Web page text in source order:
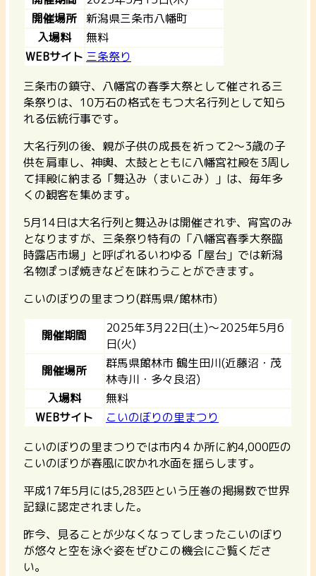
開催場所
新潟県三条市八幡町
入場料
無料
WEBサイト 三条祭り
三条市の鎮守、八幡宮の春季大祭として催される三
条祭りは、10万石の格式をもつ大名行列として知ら
れる伝統行事です。
大名行列の後、親が子供の成長を祈って2～3歳の子
供を肩車し、神輿、太鼓とともに八幡宮社殿を3周し
て拝殿に納まる「舞込み（まいこみ）」は、毎年多
くの観客を集めます。
5月14日は大名行列と舞込みは開催されず、宵宮のみ
となりますが、三条祭り特有の「八幡宮春季大祭臨
時露店市場」と呼ばれるいわゆる「屋台」では新潟
名物ぽっぽ焼きなどを味わうことができます。
こいのぼりの里まつり(群馬県/館林市)
開催期間
2025年3月22日(土)～2025年5月6
日(火)
開催場所
群馬県館林市 鶴生田川(近藤沼・茂
林寺川・多々良沼)
入場料
無料
WEBサイト
こいのぼりの里まつり
こいのぼりの里まつりでは市内４か所に約4,000匹の
こいのぼりが春風に吹かれ水面を揺らします。
平成17年5月には5,283匹という圧巻の掲揚数で世界
記録に認定されました。
昨今、見ることが少なくなってしまったこいのぼり
が悠々と空を泳ぐ姿をぜひこの機会にご覧くださ
い。